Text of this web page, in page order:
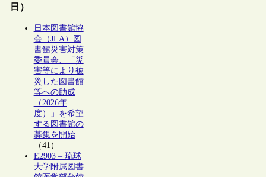
日）
日本図書館協
会（JLA）図
書館災害対策
委員会、「災
害等により被
災した図書館
等への助成
（2026年
度）」を希望
する図書館の
募集を開始
（41）
E2903 – 琉球
大学附属図書